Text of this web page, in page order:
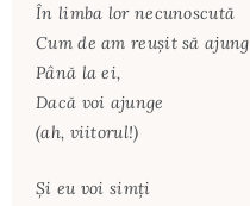
În limba lor necunoscută
Cum de am reuşit să ajung
Până la ei,
Dacă voi ajunge
(ah, viitorul!)
Şi eu voi simţi